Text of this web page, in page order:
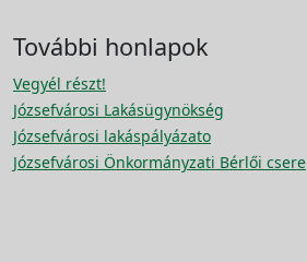
További honlapok
Vegyél részt!
Józsefvárosi Lakásügynökség
Józsefvárosi lakáspályázato
Józsefvárosi Önkormányzati Bérlői csere